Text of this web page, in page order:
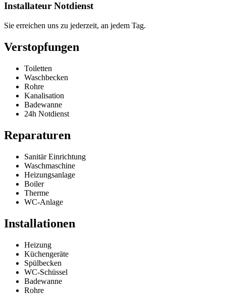
Installateur Notdienst
Sie erreichen uns zu jederzeit, an jedem Tag.
Verstopfungen
Toiletten
Waschbecken
Rohre
Kanalisation
Badewanne
24h Notdienst
Reparaturen
Sanitär Einrichtung
Waschmaschine
Heizungsanlage
Boiler
Therme
WC-Anlage
Installationen
Heizung
Küchengeräte
Spülbecken
WC-Schüssel
Badewanne
Rohre